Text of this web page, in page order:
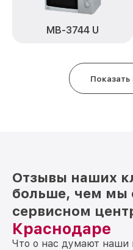
MB-3744 U
Отзывы наших
больше, чем мы
сервисном
Краснодаре
Что о нас думают наши